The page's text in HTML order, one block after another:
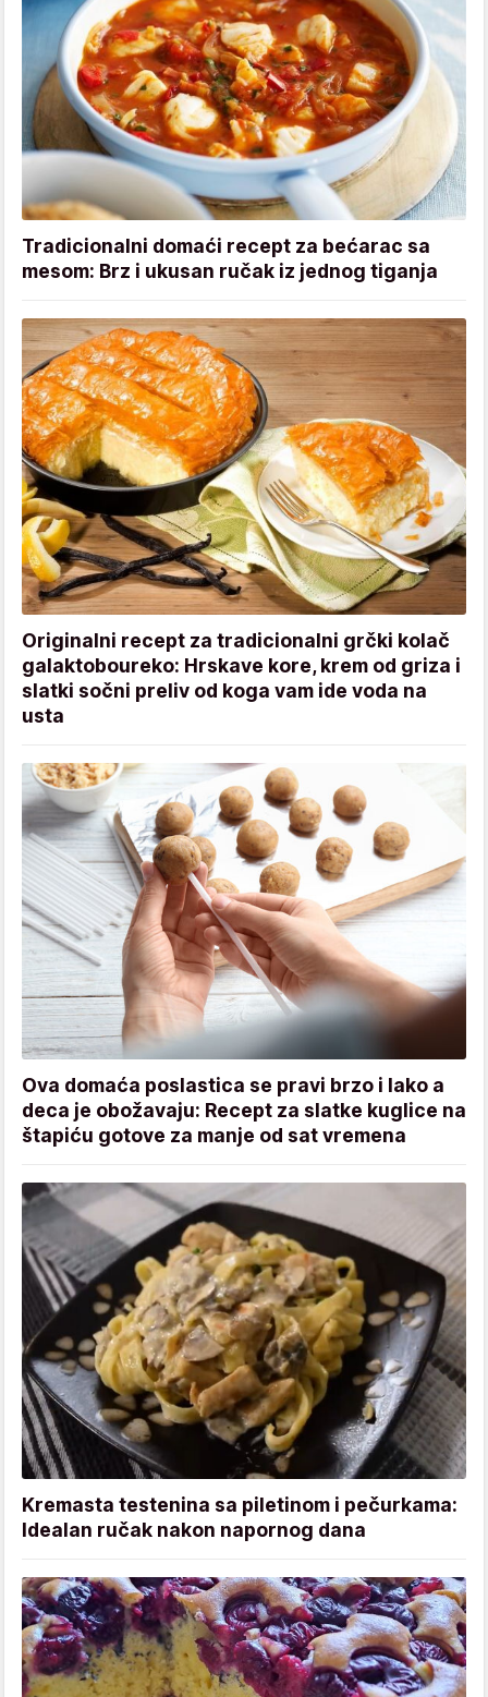
Tradicionalni domaći recept za bećarac sa
mesom: Brz i ukusan ručak iz jednog tiganja
Originalni recept za tradicionalni grčki kolač
galaktoboureko: Hrskave kore, krem od griza i
slatki sočni preliv od koga vam ide voda na
usta
Ova domaća poslastica se pravi brzo i lako a
deca je obožavaju: Recept za slatke kuglice na
štapiću gotove za manje od sat vremena
Kremasta testenina sa piletinom i pečurkama:
Idealan ručak nakon napornog dana